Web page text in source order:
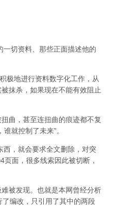
切资料、那些正面描述他的
极地进行资料数字化工作，从
抹杀，如果现在不能有效阻止
曲，甚至连扭曲的痕迹都不复
就控制了未来”。
西，就会要求全文删除，对突
页面， 很多线索因此被切断，
被发现。 也就是本网曾经分析
编改，只引用了其中的两段